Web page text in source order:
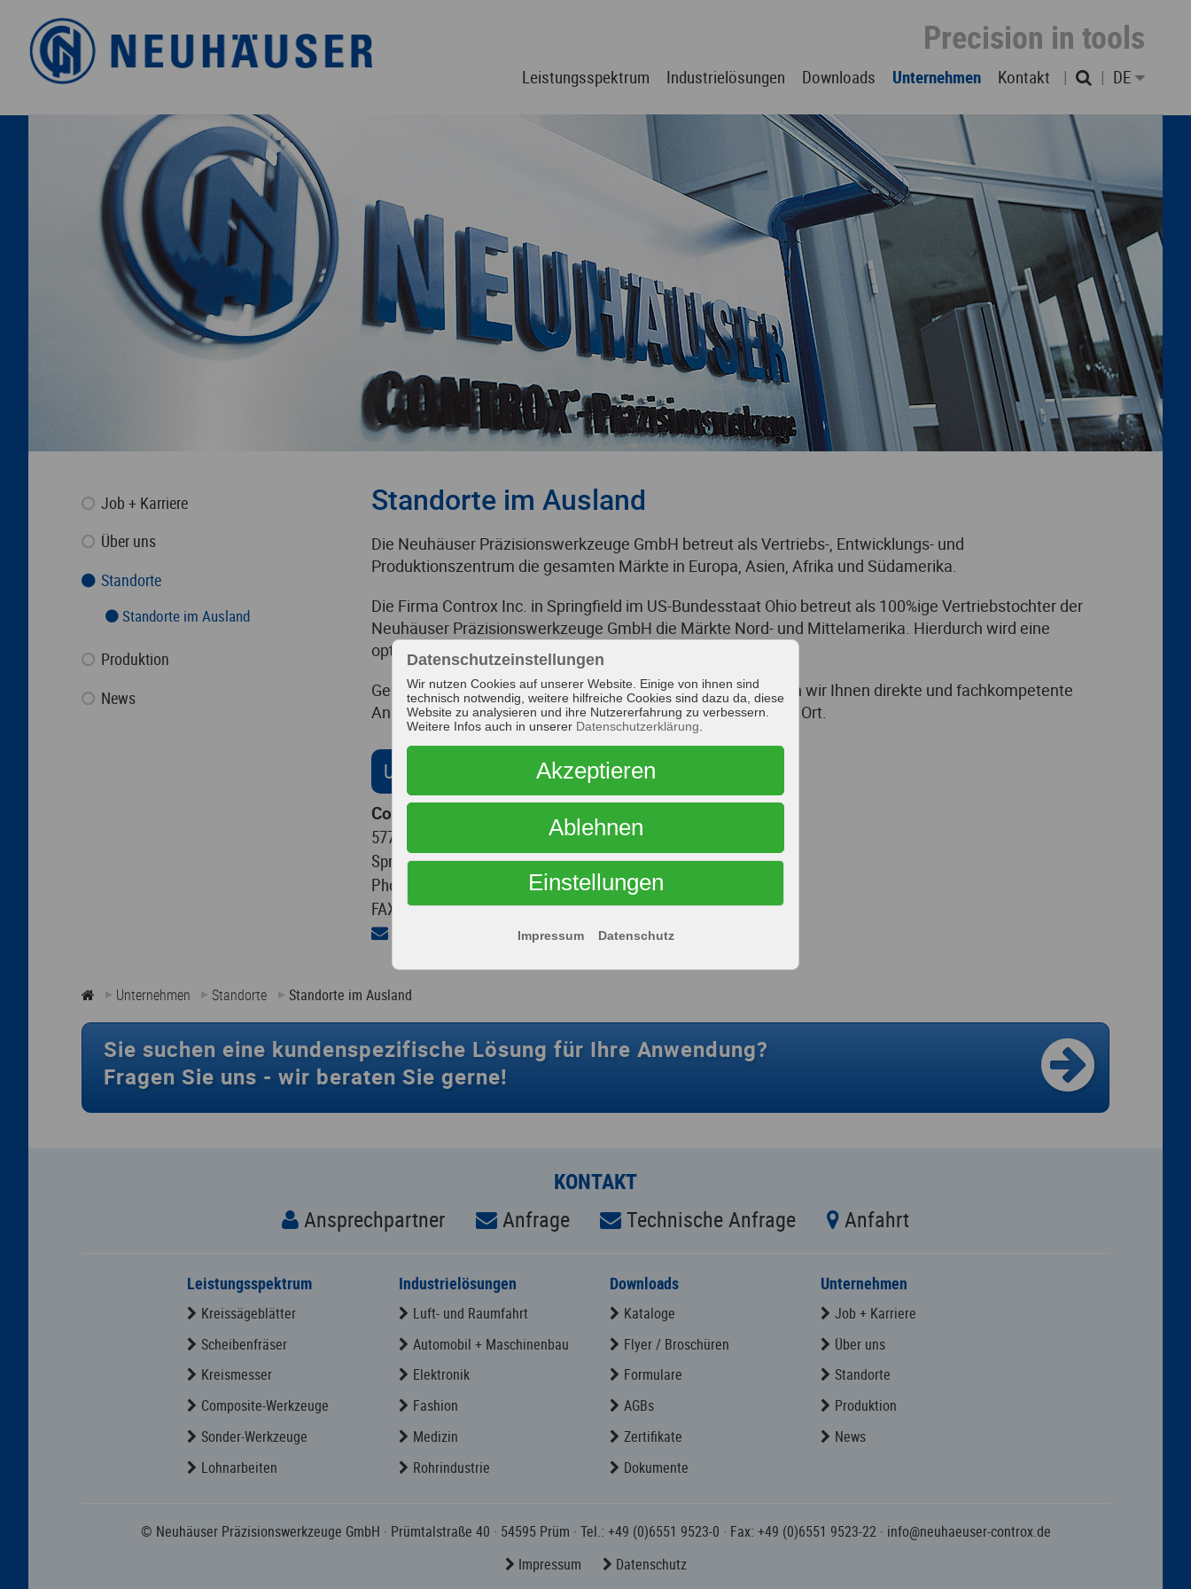
Precision in tools
Leistungsspektrum Industrielösungen Downloads Unternehmen Kontakt DE
Job + Karriere
Über uns
Standorte
Standorte im Ausland
Produktion
News
Standorte im Ausland
Die Neuhäuser Präzisionswerkzeuge GmbH betreut als Vertriebs-, Entwicklungs- und
Produktionszentrum die gesamten Märkte in Europa, Asien, Afrika und Südamerika.
Die Firma Controx Inc. in Springfield im US-Bundesstaat Ohio betreut als 100%ige Vertriebstochter der
Neuhäuser Präzisionswerkzeuge GmbH die Märkte Nord- und Mittelamerika. Hierdurch wird eine
optimale Betreuung aller Kunden weltweit sichergestellt.
Gemeinsam mit unseren weltweiten Vertriebspartnern bieten wir Ihnen direkte und fachkompetente
Ansprechpartner für Ihre individuelle Bedarfsanforderung vor Ort.
USA
Controx Inc.
5776 Urbana Road
Springfield, OH 45502 USA
Phone: 001 937 325 2888
FAX: 001 937 325 1418
solutions@controx.com
Unternehmen Standorte Standorte im Ausland
Sie suchen eine kundenspezifische Lösung für Ihre Anwendung?
Fragen Sie uns - wir beraten Sie gerne!
KONTAKT
Ansprechpartner
Anfrage Technische Anfrage Anfahrt
Leistungsspektrum
Kreissägeblätter
Scheibenfräser
Kreismesser
Composite-Werkzeuge
Sonder-Werkzeuge
Lohnarbeiten
Industrielösungen
Luft- und Raumfahrt
Automobil + Maschinenbau
Elektronik
Fashion
Medizin
Rohrindustrie
Downloads
Kataloge
Flyer / Broschüren
Formulare
AGBs
Zertifikate
Dokumente
Unternehmen
Job + Karriere
Über uns
Standorte
Produktion
News
© Neuhäuser Präzisionswerkzeuge GmbH · Prümtalstraße 40 · 54595 Prüm · Tel.: +49 (0)6551 9523-0 · Fax: +49 (0)6551 9523-22 · info@neuhaeuser-controx.de
Impressum
Datenschutz
Datenschutzeinstellungen
Wir nutzen Cookies auf unserer Website. Einige von ihnen sind
technisch notwendig, weitere hilfreiche Cookies sind dazu da, diese
Website zu analysieren und ihre Nutzererfahrung zu verbessern.
Weitere Infos auch in unserer Datenschutzerklärung
Impressum Datenschutz
Einstellungen
Ablehnen
Akzeptieren